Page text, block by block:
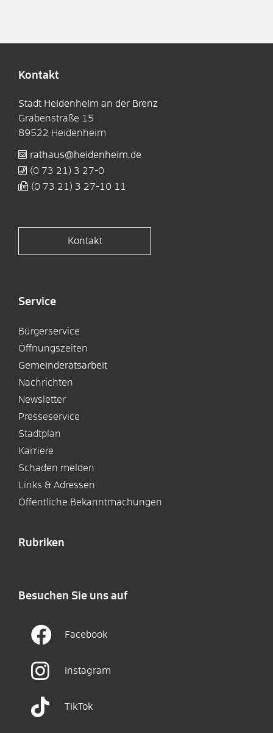
Kontakt
Stadt Heidenheim an der Brenz
Grabenstraße 15
89522 Heidenheim
rathaus@heidenheim.de
(0 73 21) 3 27-0
(0 73 21) 3 27-10 11
Kontakt
Service
Bürgerservice
Öffnungszeiten
Gemeinderatsarbeit
Nachrichten
Newsletter
Presseservice
Stadtplan
Karriere
Schaden melden
Links & Adressen
Öffentliche Bekanntmachungen
Rubriken
Besuchen Sie uns auf
Facebook
Instagram
TikTok